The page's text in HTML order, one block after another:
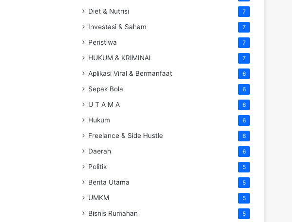
Diet & Nutrisi 7
Investasi & Saham 7
Peristiwa 7
HUKUM & KRIMINAL 7
Aplikasi Viral & Bermanfaat 6
Sepak Bola 6
U T A M A 6
Hukum 6
Freelance & Side Hustle 6
Daerah 6
Politik 5
Berita Utama 5
UMKM 5
Bisnis Rumahan 5